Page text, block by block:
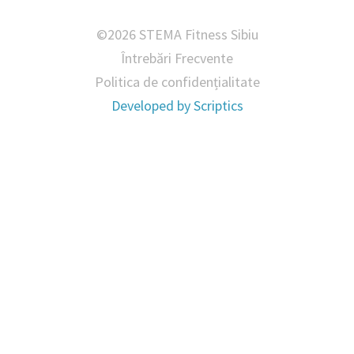
©2026 STEMA Fitness Sibiu
Întrebări Frecvente
Politica de confidențialitate
Developed byScriptics